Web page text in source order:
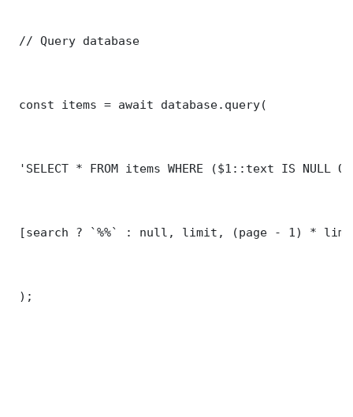
// Query database
const items = await database.query(
'SELECT * FROM items WHERE ($1::text IS NULL
[search ? `%%` : null, limit, (page - 1) *
);